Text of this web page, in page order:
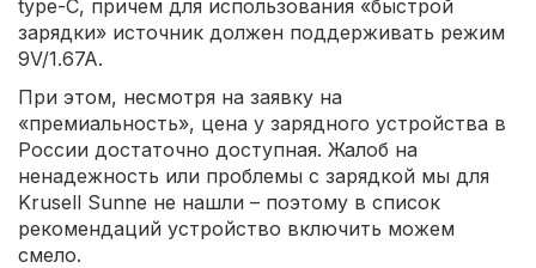
type-C, причем для использования «быстрой
зарядки» источник должен поддерживать режим
9V/1.67A.
При этом, несмотря на заявку на
«премиальность», цена у зарядного устройства в
России достаточно доступная. Жалоб на
ненадежность или проблемы с зарядкой мы для
Krusell Sunne не нашли – поэтому в список
рекомендаций устройство включить можем
смело.